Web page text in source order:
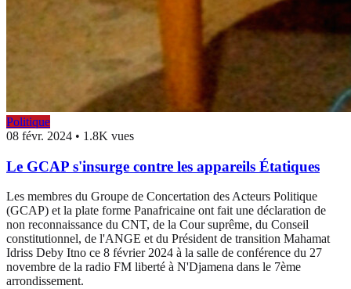
Politique
08 févr. 2024 • 1.8K vues
Le GCAP s'insurge contre les appareils Étatiques
Les membres du Groupe de Concertation des Acteurs Politique
(GCAP) et la plate forme Panafricaine ont fait une déclaration de
non reconnaissance du CNT, de la Cour suprême, du Conseil
constitutionnel, de l'ANGE et du Président de transition Mahamat
Idriss Deby Itno ce 8 février 2024 à la salle de conférence du 27
novembre de la radio FM liberté à N'Djamena dans le 7ème
arrondissement.